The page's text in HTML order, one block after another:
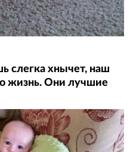
слегка хнычет, наш
жизнь. Они лучшие